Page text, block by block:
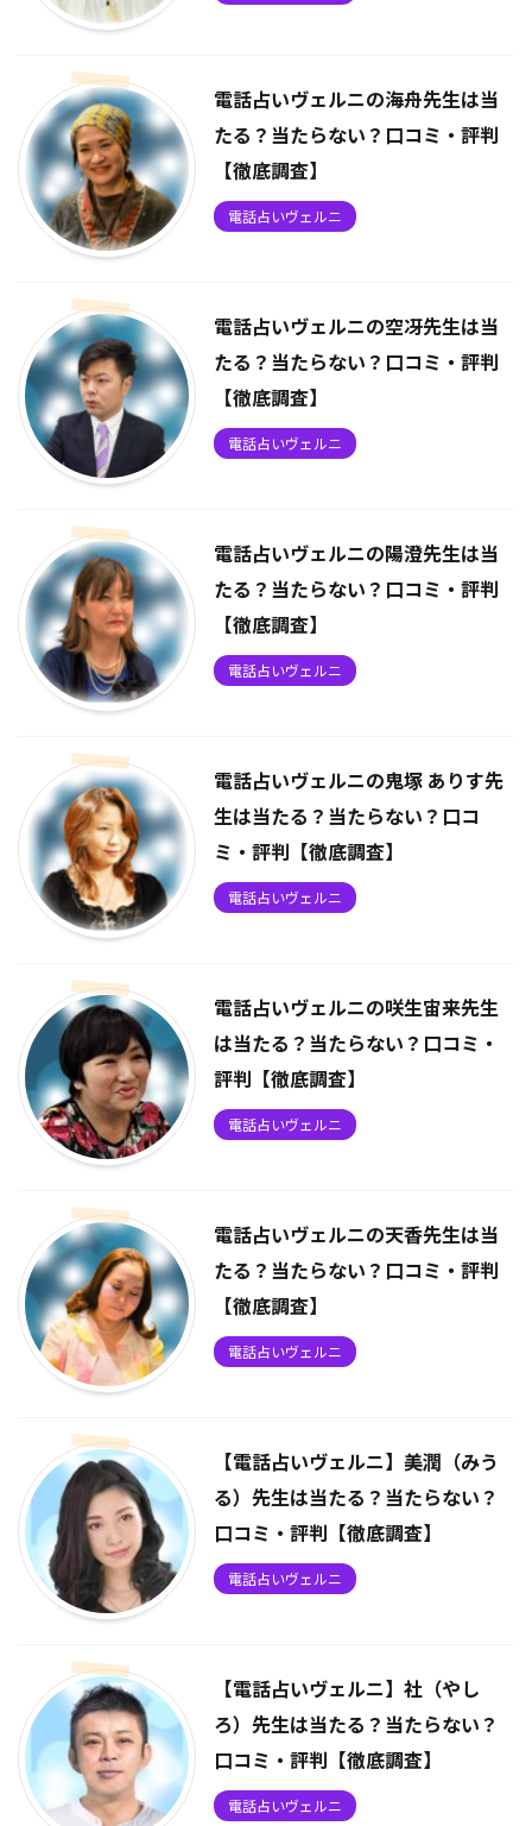
電話占いヴェルニの海舟先生は当
たる？当たらない？口コミ・評判
【徹底調査】
電話占いヴェルニ
電話占いヴェルニの空冴先生は当
たる？当たらない？口コミ・評判
【徹底調査】
電話占いヴェルニ
電話占いヴェルニの陽澄先生は当
たる？当たらない？口コミ・評判
【徹底調査】
電話占いヴェルニ
電話占いヴェルニの鬼塚 ありす先
生は当たる？当たらない？口コ
ミ・評判【徹底調査】
電話占いヴェルニ
電話占いヴェルニの咲生宙来先生
は当たる？当たらない？口コミ・
評判【徹底調査】
電話占いヴェルニ
電話占いヴェルニの天香先生は当
たる？当たらない？口コミ・評判
【徹底調査】
電話占いヴェルニ
【電話占いヴェルニ】美潤（みう
る）先生は当たる？当たらない？
口コミ・評判【徹底調査】
電話占いヴェルニ
【電話占いヴェルニ】社（やし
ろ）先生は当たる？当たらない？
口コミ・評判【徹底調査】
電話占いヴェルニ